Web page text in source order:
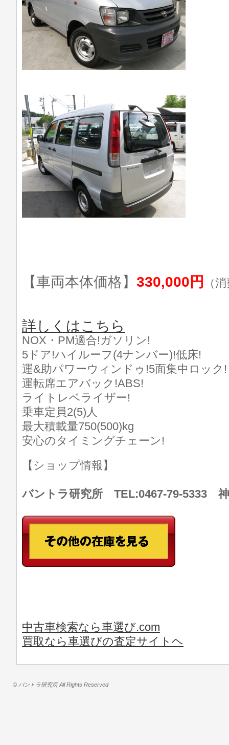
【車両本体価格】 330,000円 （
詳しくはこちら
NOX・PM適合!ガソリン!
5ドア!ハイルーフ(4ナンバー)!低床!
運&助パワーウィンドゥ!5面集中ロック!
運転席エアバック!ABS!
ライトレベライザー!
乗車定員2(5)人
最大積載量750(500)kg
安心のタイミングチェーン!
【ショップ情報】
バントラ研究所 TEL:0467-79-5333 神
中古車検索なら車選び.com
買取なら車選びの査定サイトヘ
© バントラ研究所 All Rights Reserved